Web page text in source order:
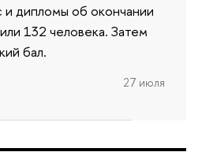
и дипломы об окончании
132 человека. Затем
бал.
27 июля